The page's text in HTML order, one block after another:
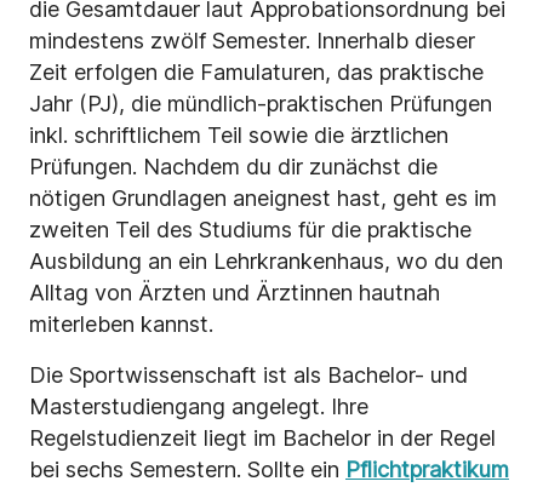
die Gesamtdauer laut Approbationsordnung bei
mindestens zwölf Semester. Innerhalb dieser
Zeit erfolgen die Famulaturen, das praktische
Jahr (PJ), die mündlich-praktischen Prüfungen
inkl. schriftlichem Teil sowie die ärztlichen
Prüfungen. Nachdem du dir zunächst die
nötigen Grundlagen aneignest hast, geht es im
zweiten Teil des Studiums für die praktische
Ausbildung an ein Lehrkrankenhaus, wo du den
Alltag von Ärzten und Ärztinnen hautnah
miterleben kannst.
Die Sportwissenschaft ist als Bachelor- und
Masterstudiengang angelegt. Ihre
Regelstudienzeit liegt im Bachelor in der Regel
bei sechs Semestern. Sollte ein Pflichtpraktikum